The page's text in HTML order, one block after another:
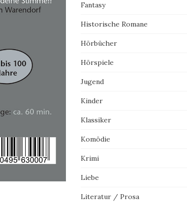
Fantasy
Historische Romane
Hörbücher
Hörspiele
Jugend
Kinder
Klassiker
Komödie
Krimi
Liebe
Literatur / Prosa